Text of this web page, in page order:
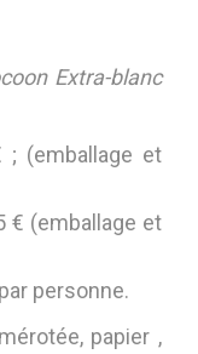
Extra-blanc
; (emballage et
€ (emballage et
personne.
papier ,